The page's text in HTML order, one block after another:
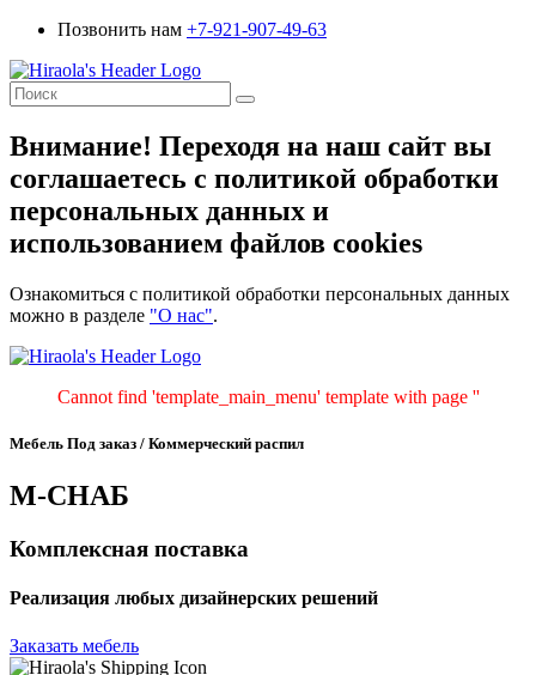
Позвонить нам +7-921-907-49-63
Внимание! Переходя на наш сайт вы
соглашаетесь с политикой обработки
персональных данных и
использованием файлов cookies
Ознакомиться с политикой обработки персональных данных
можно в разделе "О нас".
Cannot find 'template_main_menu' template with page ''
Мебель Под заказ / Коммерческий распил
М-СНАБ
Комплексная поставка
Реализация любых дизайнерских решений
Заказать мебель